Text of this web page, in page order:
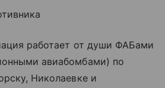
работает от души ФАБами
авиабомбами) по
Николаевке и